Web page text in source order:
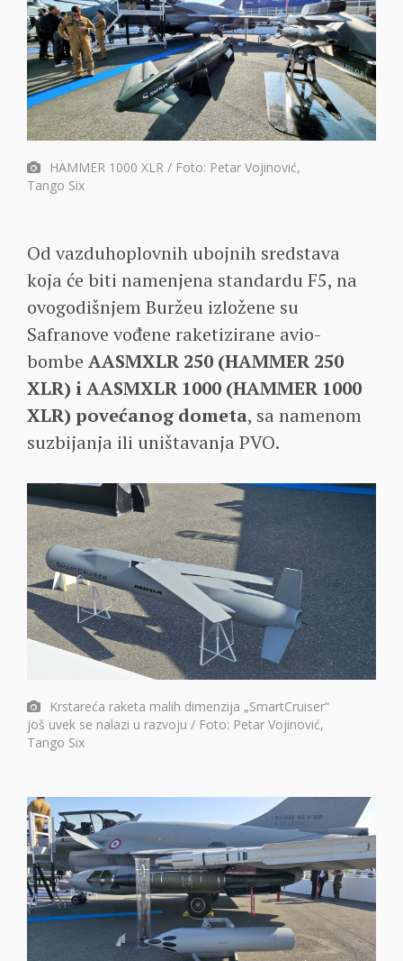
HAMMER 1000 XLR / Foto: Petar Vojinović,
Tango Six
Od vazduhoplovnih ubojnih sredstava
koja će biti namenjena standardu F5, na
ovogodišnjem Buržeu izložene su
Safranove vođene raketizirane avio-
bombe AASMXLR 250 (HAMMER 250
XLR) i AASMXLR 1000 (HAMMER 1000
XLR) povećanog dometa, sa namenom
suzbijanja ili uništavanja PVO.
Krstareća raketa malih dimenzija „SmartCruiser“
još uvek se nalazi u razvoju / Foto: Petar Vojinović,
Tango Six